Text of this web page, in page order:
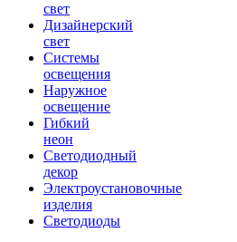
свет
Дизайнерский
свет
Системы
освещения
Наружное
освещение
Гибкий
неон
Светодиодный
декор
Электроустановочные
изделия
Светодиоды